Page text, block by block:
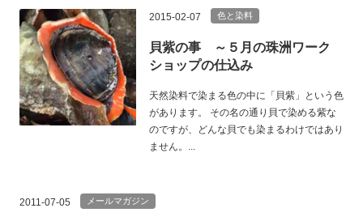
2015-02-07 色と染料
貝紫の事 ～５月の珠洲ワーク
ショップの仕込み
天然染料で染まる色の中に「貝紫」という色
があります。 その名の通り貝で染める紫な
のですが、どんな貝でも染まるわけではあり
ません。...
2011-07-05 メールマガジン